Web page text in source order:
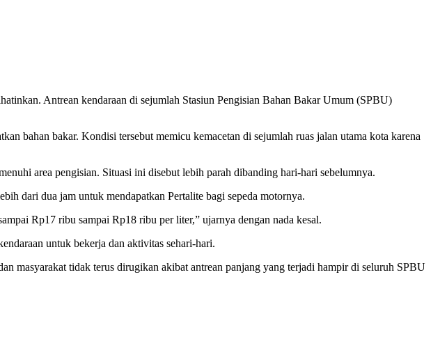
Antrean kendaraan di sejumlah Stasiun Pengisian Bahan Bakar Umum (SPBU)
bahan bakar. Kondisi tersebut memicu kemacetan di sejumlah ruas jalan utama kota karena
area pengisian. Situasi ini disebut lebih parah dibanding hari-hari sebelumnya.
dari dua jam untuk mendapatkan Pertalite bagi sepeda motornya.
Rp17 ribu sampai Rp18 ribu per liter,” ujarnya dengan nada kesal.
untuk bekerja dan aktivitas sehari-hari.
masyarakat tidak terus dirugikan akibat antrean panjang yang terjadi hampir di seluruh SPBU